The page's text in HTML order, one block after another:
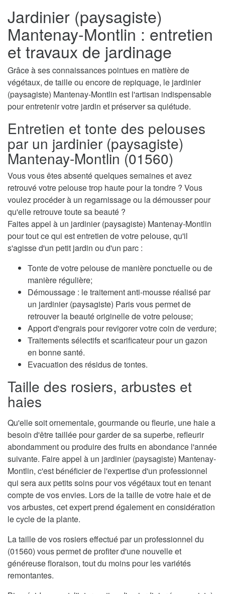
Jardinier (paysagiste)
Mantenay-Montlin : entretien
et travaux de jardinage
Grâce à ses connaissances pointues en matière de
végétaux, de taille ou encore de repiquage, le jardinier
(paysagiste) Mantenay-Montlin est l'artisan indispensable
pour entretenir votre jardin et préserver sa quiétude.
Entretien et tonte des pelouses
par un jardinier (paysagiste)
Mantenay-Montlin (01560)
Vous vous êtes absenté quelques semaines et avez
retrouvé votre pelouse trop haute pour la tondre ? Vous
voulez procéder à un regarnissage ou la démousser pour
qu'elle retrouve toute sa beauté ?
Faites appel à un jardinier (paysagiste) Mantenay-Montlin
pour tout ce qui est entretien de votre pelouse, qu'il
s'agisse d'un petit jardin ou d'un parc :
Tonte de votre pelouse de manière ponctuelle ou de
manière régulière;
Démoussage : le traitement anti-mousse réalisé par
un jardinier (paysagiste) Paris vous permet de
retrouver la beauté originelle de votre pelouse;
Apport d'engrais pour revigorer votre coin de verdure;
Traitements sélectifs et scarificateur pour un gazon
en bonne santé.
Evacuation des résidus de tontes.
Taille des rosiers, arbustes et
haies
Qu'elle soit ornementale, gourmande ou fleurie, une haie a
besoin d'être taillée pour garder de sa superbe, refleurir
abondamment ou produire des fruits en abondance l'année
suivante. Faire appel à un jardinier (paysagiste) Mantenay-
Montlin, c'est bénéficier de l'expertise d'un professionnel
qui sera aux petits soins pour vos végétaux tout en tenant
compte de vos envies. Lors de la taille de votre haie et de
vos arbustes, cet expert prend également en considération
le cycle de la plante.
La taille de vos rosiers effectué par un professionnel du
(01560) vous permet de profiter d'une nouvelle et
généreuse floraison, tout du moins pour les variétés
remontantes.